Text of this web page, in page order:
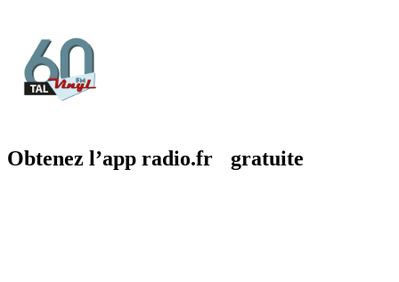
Obtenez l’app radio.fr gratuite